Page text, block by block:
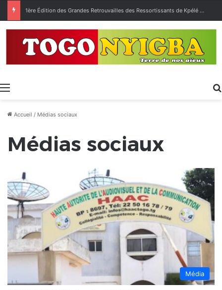
1ère Édition des Grandes Retrouvailles des Ressortissants de Kpélé Govié Apégamé / Sokpé
Menu
Accueil / Médias sociaux
Médias sociaux
Média